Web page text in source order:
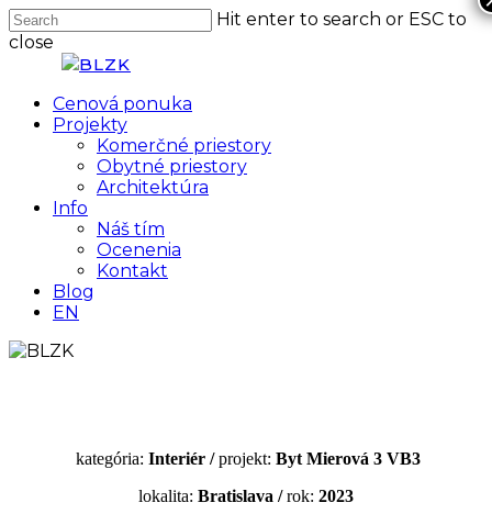
Skip
to
Hit enter to search or ESC to
close
MenuCenová ponuka
Projekty
Komerčné priestory
Obytné priestory
Architektúra
Info
Náš tím
Ocenenia
Kontakt
Blog
EN
kategória: Interiér /projekt: Byt Mierová 3 VB3
lokalita: Bratislava /rok: 2023